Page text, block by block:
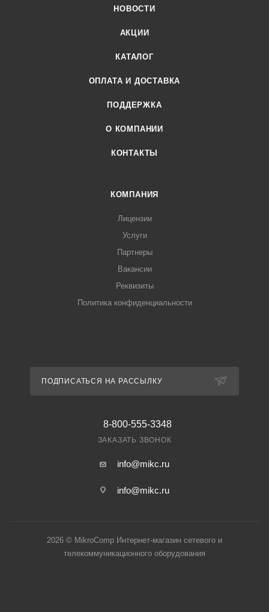
НОВОСТИ
АКЦИИ
КАТАЛОГ
ОПЛАТА И ДОСТАВКА
ПОДДЕРЖКА
О КОМПАНИИ
КОНТАКТЫ
КОМПАНИЯ
Лицензии
Услуги
Партнеры
Вакансии
Реквизиты
Политика конфиденциальности
ПОДПИСАТЬСЯ НА РАССЫЛКУ
8-800-555-3348
ЗАКАЗАТЬ ЗВОНОК
info@mikc.ru
info@mikc.ru
2026 © MikroComp Интернет-магазин сетевого и
телекоммуникационного оборудования